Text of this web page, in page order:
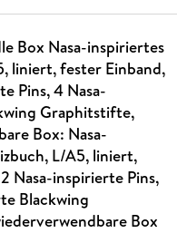
Box Nasa-inspiriertes
liniert, fester Einband,
Pins, 4 Nasa-
Graphitstifte,
Box: Nasa-
L/A5, liniert,
Nasa-inspirierte Pins,
Blackwing
Box